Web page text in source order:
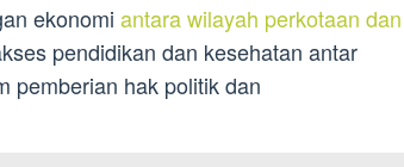
ekonomi antara wilayah perkotaan dan
pendidikan dan kesehatan antar
pemberian hak politik dan